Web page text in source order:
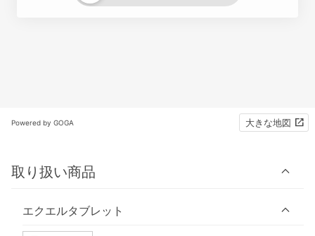
Powered by GOGA 大きな地図
取り扱い商品
エクエルタブレット